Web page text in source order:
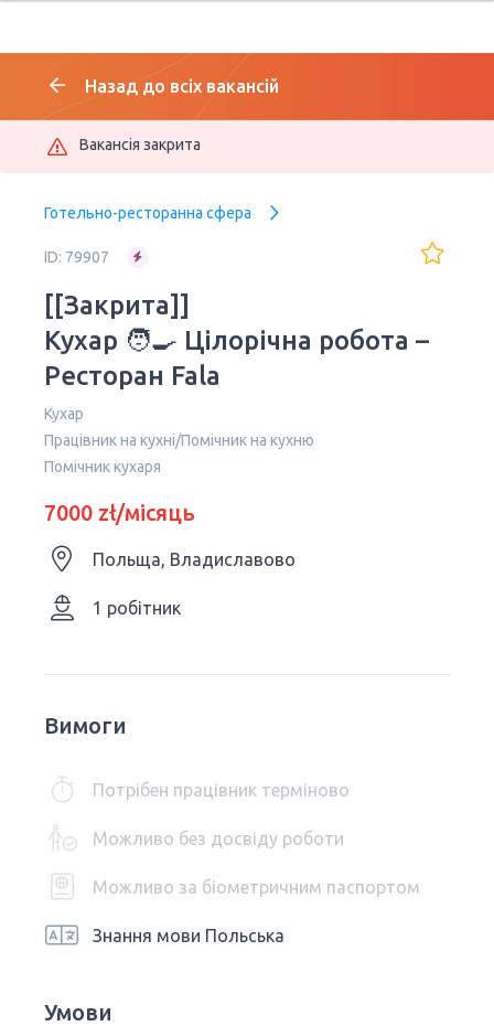
Назад до всіх вакансій
Вакансія закрита
Готельно-ресторанна сфера
ID: 79907
[[Закрита]]
Кухар 🧑‍🍳 Цілорічна робота –
Ресторан Fala
Кухар
Працівник на кухні/Помічник на кухню
Помічник кухаря
7000 zł/місяць
Польща, Владиславово
1 робітник
Вимоги
Потрібен працівник терміново
Можливо без досвіду роботи
Можливо за біометричним паспортом
Знання мови Польська
Умови